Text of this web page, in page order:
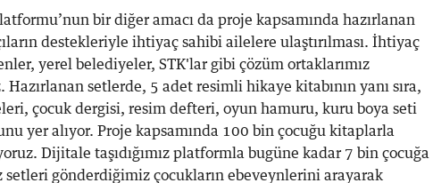
bir diğer amacı da proje kapsamında hazırlanan
destekleriyle ihtiyaç sahibi ailelere ulaştırılması. İhtiyaç
yerel belediyeler, STK'lar gibi çözüm ortaklarımız
setlerde, 5 adet resimli hikaye kitabının yanı sıra,
çocuk dergisi, resim defteri, oyun hamuru, kuru boya seti
yer alıyor. Proje kapsamında 100 bin çocuğu kitaplarla
Dijitale taşıdığımız platformla bugüne kadar 7 bin çocuğa
setleri gönderdiğimiz çocukların ebeveynlerini arayarak